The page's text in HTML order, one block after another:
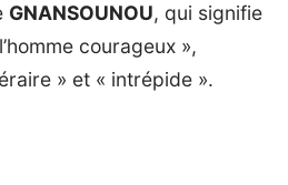
GNANSOUNOU, qui signifie
courageux »,
» et « intrépide ».